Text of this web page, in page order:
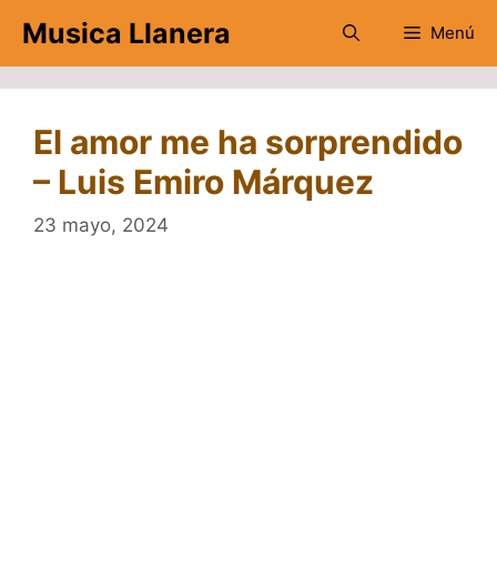
contenido
Musica Llanera Menú
El amor me ha sorprendido
– Luis Emiro Márquez
23 mayo, 2024